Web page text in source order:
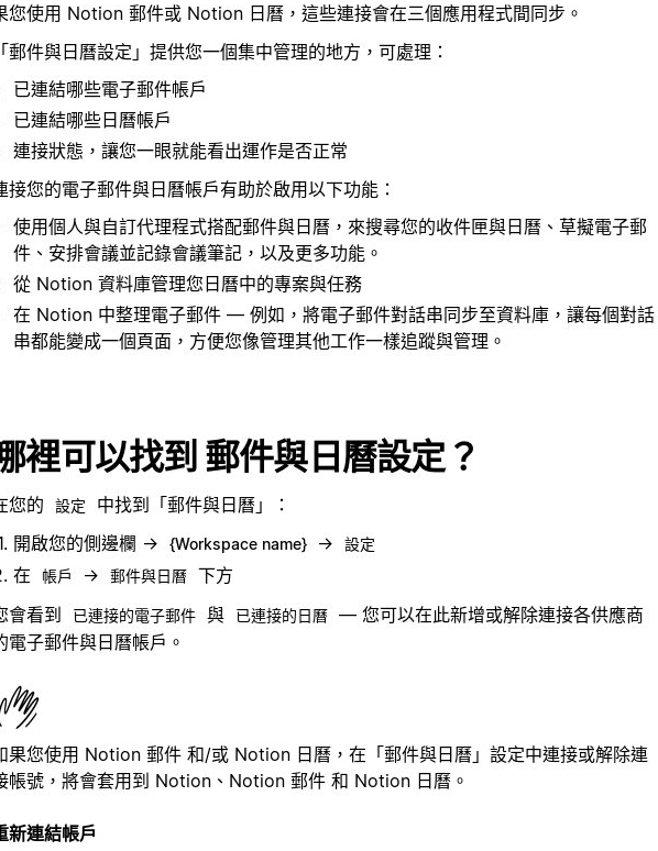
您使用 Notion 郵件或 Notion 日曆，這些連接會在三個應用程式間同步。
「郵件與日曆設定」提供您一個集中管理的地方，可處理：
已連結哪些電子郵件帳戶
已連結哪些日曆帳戶
連接狀態，讓您一眼就能看出運作是否正常
接您的電子郵件與日曆帳戶有助於啟用以下功能：
使用個人與自訂代理程式搭配郵件與日曆，來搜尋您的收件匣與日曆、草擬電子郵
件、安排會議並記錄會議筆記，以及更多功能。
從 Notion 資料庫管理您日曆中的專案與任務
在 Notion 中整理電子郵件 — 例如，將電子郵件對話串同步至資料庫，讓每個對話
串都能變成一個頁面，方便您像管理其他工作一樣追蹤與管理。
裡可以找到 郵件與日曆設定？
您的 設定
中找到「郵件與日曆」：
開啟您的側邊欄 →
{Workspace name} → 設定
在 帳戶 → 郵件與日曆 下方
會看到
已連接的電子郵件 與 已連接的日曆 — 您可以在此新增或解除連接各供應商
電子郵件與日曆帳戶。
果您使用 Notion 郵件 和/或 Notion 日曆，在「郵件與日曆」設定中連接或解除連
帳號，將會套用到 Notion、Notion 郵件 和 Notion 日曆。
新連結帳戶